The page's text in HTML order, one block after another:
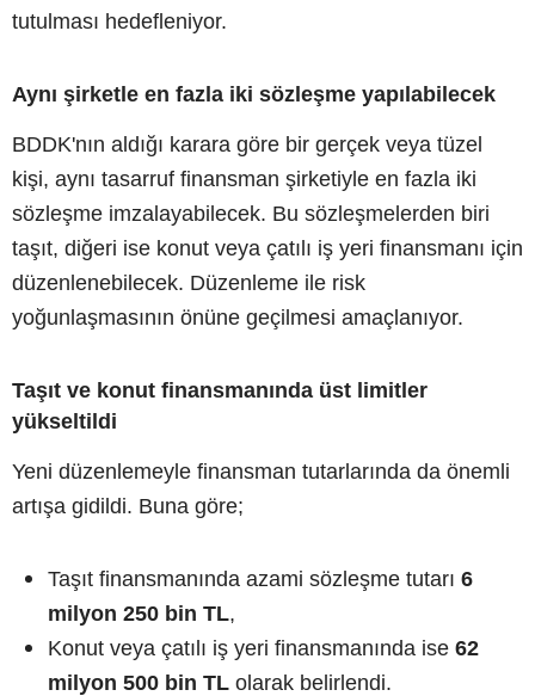
tutulması hedefleniyor.
Aynı şirketle en fazla iki sözleşme yapılabilecek
BDDK'nın aldığı karara göre bir gerçek veya tüzel
kişi, aynı tasarruf finansman şirketiyle en fazla iki
sözleşme imzalayabilecek. Bu sözleşmelerden biri
taşıt, diğeri ise konut veya çatılı iş yeri finansmanı için
düzenlenebilecek. Düzenleme ile risk
yoğunlaşmasının önüne geçilmesi amaçlanıyor.
Taşıt ve konut finansmanında üst limitler
yükseltildi
Yeni düzenlemeyle finansman tutarlarında da önemli
artışa gidildi. Buna göre;
Taşıt finansmanında azami sözleşme tutarı 6
milyon 250 bin TL,
Konut veya çatılı iş yeri finansmanında ise 62
milyon 500 bin TL olarak belirlendi.